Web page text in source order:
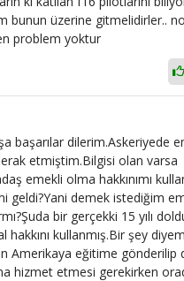
bunun üzerine gitmelidirler..
problem yoktur
başarılar dilerim.Askeriyede
etmiştim.Bilgisi olan varsa
emekli olma hakkınımı
geldi?Yani demek istediğim
bir gerçekki 15 yılı
hakkını kullanmış.Bir şey
Amerikaya eğitime gönderilip
hizmet etmesi gerekirken